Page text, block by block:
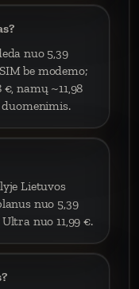
nuo 5,39
be modemo;
namų ~11,98
duomenimis.
Lietuvos
nuo 5,39
nuo 11,99 €.